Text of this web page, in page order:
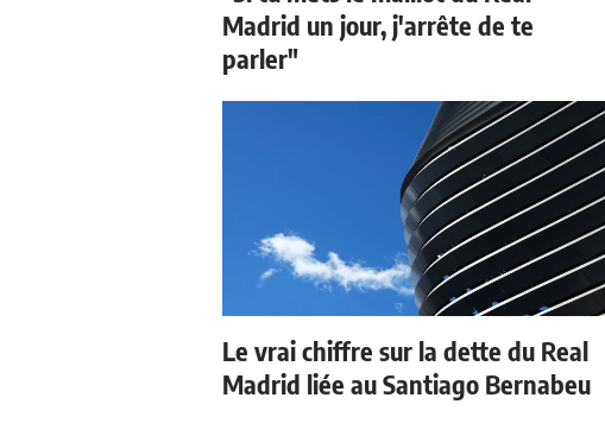
Madrid un jour, j'arrête de te
parler"
Le vrai chiffre sur la dette du Real
Madrid liée au Santiago Bernabeu